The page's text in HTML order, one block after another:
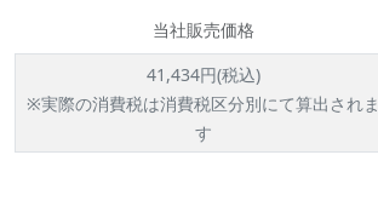
当社販売価格
41,434円(税込)
※実際の消費税は消費税区分別にて算出されま
す